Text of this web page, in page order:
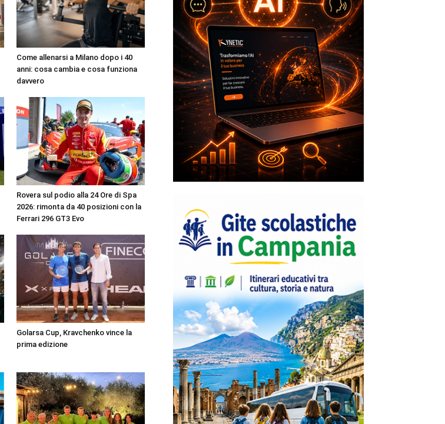
Come allenarsi a Milano dopo i 40
anni: cosa cambia e cosa funziona
davvero
Rovera sul podio alla 24 Ore di Spa
2026: rimonta da 40 posizioni con la
Ferrari 296 GT3 Evo
Golarsa Cup, Kravchenko vince la
prima edizione